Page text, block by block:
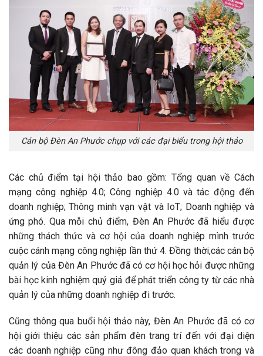
Cán bộ Đèn An Phước chụp với các đại biểu trong hội thảo
Các chủ điểm tại hội thảo bao gồm: Tổng quan về Cách
mạng công nghiệp 4.0; Công nghiệp 4.0 và tác động đến
doanh nghiệp; Thông minh vạn vật và IoT; Doanh nghiệp và
ứng phó. Qua mỗi chủ điểm, Đèn An Phước đã hiểu được
những thách thức và cơ hội của doanh nghiệp mình trước
cuộc cánh mạng công nghiệp lần thứ 4. Đồng thời,các cán bộ
quản lý của Đèn An Phước đã có cơ hội học hỏi được những
bài học kinh nghiệm quý giá để phát triển công ty từ các nhà
quản lý của những doanh nghiệp đi trước.
Cũng thông qua buổi hội thảo này, Đèn An Phước đã có cơ
hội giới thiệu các sản phẩm đèn trang trí đến với đại diện
các doanh nghiệp cũng như đông đảo quan khách trong và